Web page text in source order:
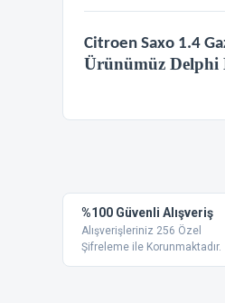
Citroen Saxo 1.4
Ürünümüz Delphi
Ürün resmi
Ürün açıklamasında
Ürün bilgilerinde
Ürün fiyatı diğer
%100 Güvenli Alışveriş
Alışverişleriniz 256 Özel
Şifreleme ile Korunmaktadır.